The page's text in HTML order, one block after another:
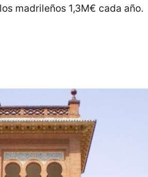
madrileños 1,3M€ cada año.